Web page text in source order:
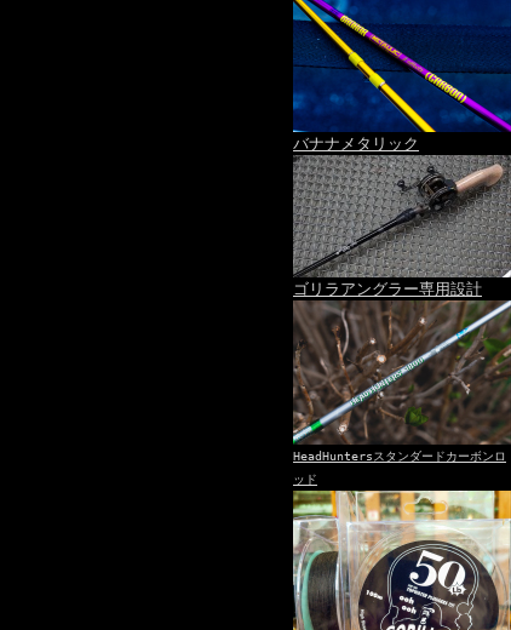
バナナメタリック
ゴリラアングラー専用設計
HeadHuntersスタンダードカーボンロ
ッド